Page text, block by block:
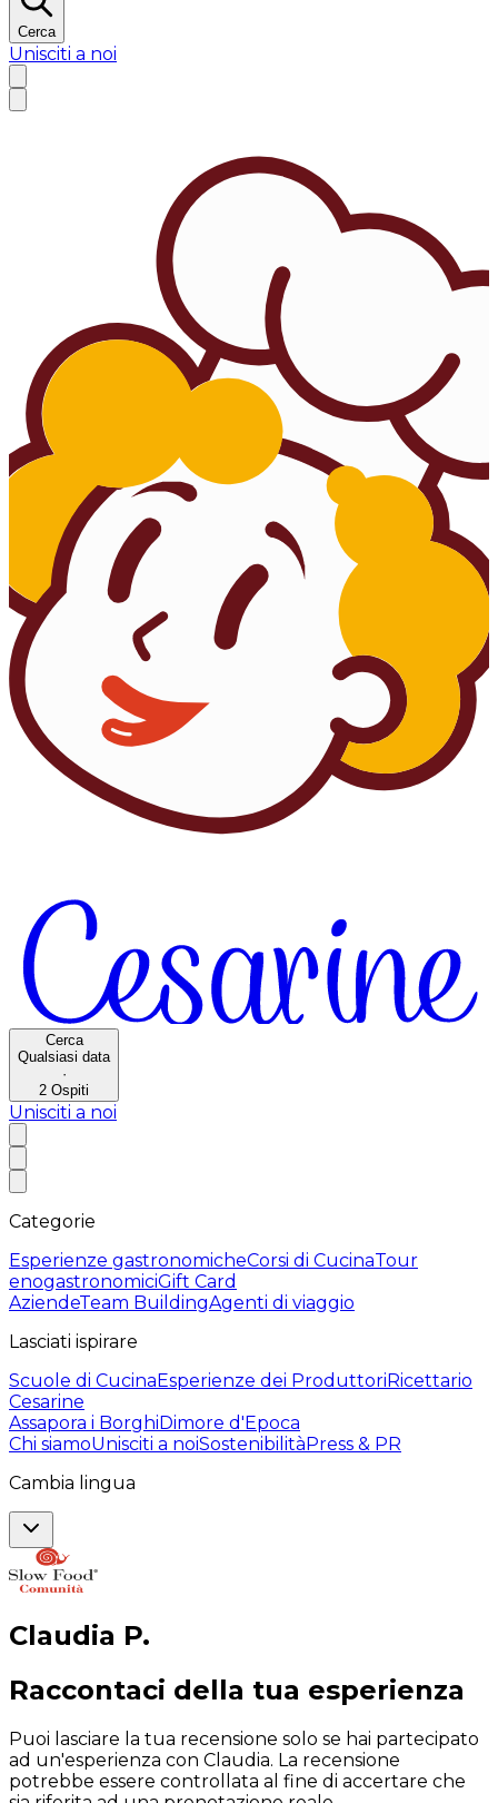
Cerca
Unisciti a noi
Cerca
Qualsiasi data
·
2 Ospiti
Unisciti a noi
Categorie
Esperienze gastronomicheCorsi di CucinaTour
enogastronomiciGift Card
AziendeTeam BuildingAgenti di viaggio
Lasciati ispirare
Scuole di CucinaEsperienze dei ProduttoriRicettario
Cesarine
Assapora i BorghiDimore d'Epoca
Chi siamoUnisciti a noiSostenibilitàPress & PR
Cambia lingua
Claudia P.
Raccontaci della tua esperienza
Puoi lasciare la tua recensione solo se hai partecipato
ad un'esperienza con Claudia. La recensione
potrebbe essere controllata al fine di accertare che